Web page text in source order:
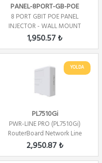
PANEL-8PORT-GB-POE
8 PORT GBIT POE PANEL
INJECTOR - WALL MOUNT
1,950.57 ₺
YOLDA
PL7510Gi
PWR-LINE PRO (PL7510Gi)
RouterBoard Network Line
Terminasyonu
2,950.87 ₺